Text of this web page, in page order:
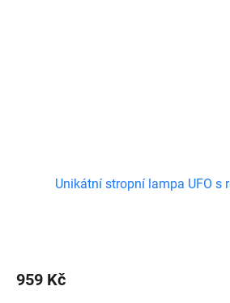
Unikátní stropní lampa UFO s
959 Kč